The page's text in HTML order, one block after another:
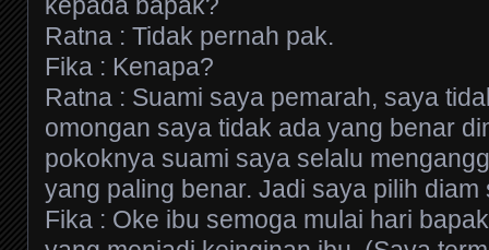
Ratna : Tidak pernah pak.
Fika : Kenapa?
Ratna : Suami saya pemarah, saya
omongan saya tidak ada yang benar
pokoknya suami saya selalu
yang paling benar. Jadi saya pilih diam
Fika : Oke ibu semoga mulai hari